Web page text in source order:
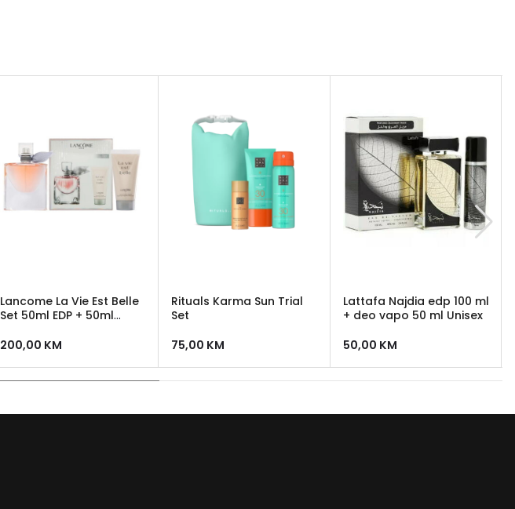
Lancome La Vie Est Belle
Set 50ml EDP + 50ml
200,00 KM
Rituals Karma Sun Trial
Set
75,00 KM
Lattafa Najdia edp 100 ml
+ deo vapo 50 ml Unisex
50,00 KM